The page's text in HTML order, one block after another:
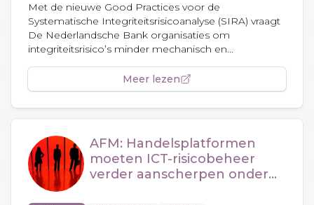
Met de nieuwe Good Practices voor de
Systematische Integriteitsrisicoanalyse (SIRA) vraagt
De Nederlandsche Bank organisaties om
integriteitsrisico’s minder mechanisch en...
Meer lezen
AFM: Handelsplatformen
moeten ICT-risicobeheer
verder aanscherpen onder